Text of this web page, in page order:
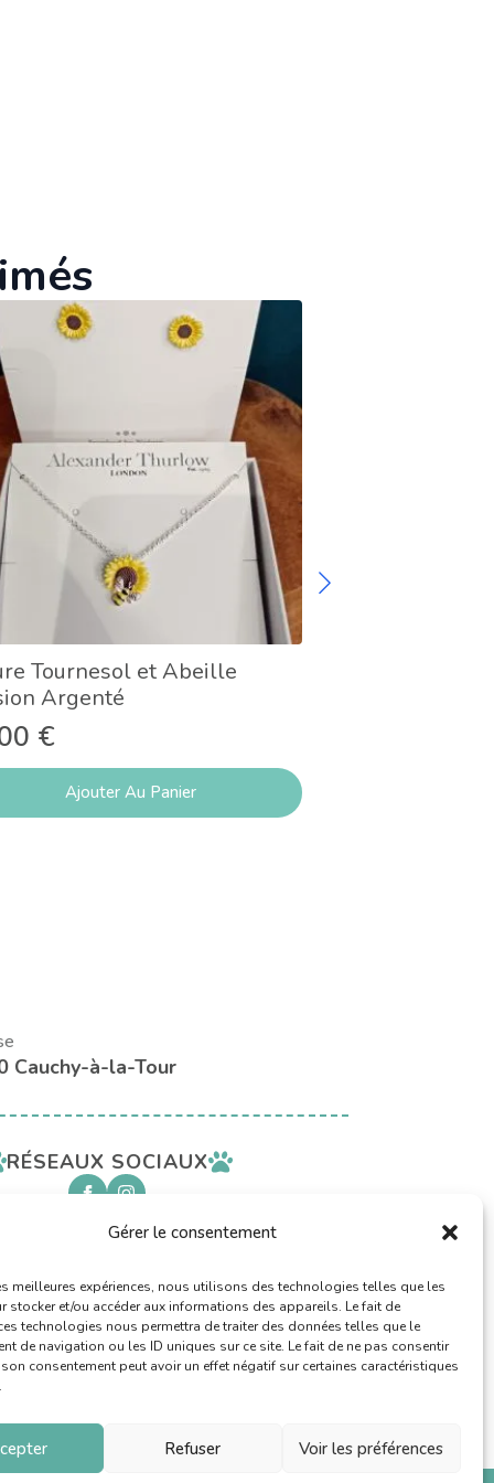
Gérer le consentement
meilleures expériences, nous utilisons des technologies telles que les
stocker et/ou accéder aux informations des appareils. Le fait de
technologies nous permettra de traiter des données telles que le
de navigation ou les ID uniques sur ce site. Le fait de ne pas consentir
consentement peut avoir un effet négatif sur certaines caractéristiques
Refuser Voir les préférences
Tournesol et Abeille
Argenté
€
Ajouter Au Panier
Cauchy-à-la-Tour
RÉSEAUX SOCIAUX
AVEC LE SOUTIEN